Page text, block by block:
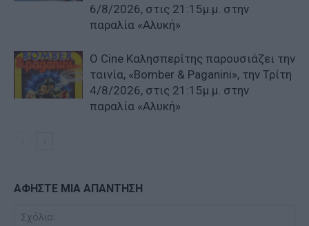
6/8/2026, στις 21:15μ.μ. στην
παραλία «Αλυκή»
Ο Cine Καλησπερίτης παρουσιάζει την
ταινία, «Bomber & Paganini», την Τρίτη
4/8/2026, στις 21:15μ.μ. στην
παραλία «Αλυκή»
ΑΦΗΣΤΕ ΜΙΑ ΑΠΑΝΤΗΣΗ